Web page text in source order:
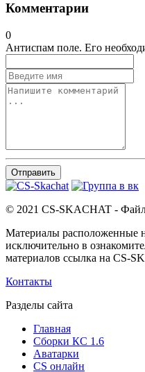
Комментарии
0
Антиспам поле. Его
Отправить
© 2021 CS-SKACHAT -
Материалы расположенные
исключительно в
материалов ссылка на CS-
Контакты
Разделы сайта
Главная
Сборки КС 1.6
Аватарки
CS онлайн